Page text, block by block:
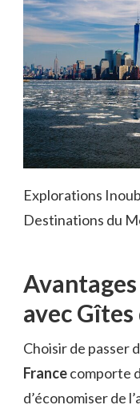
Explorations
Destinations du
avec Gîtes
Choisir de passer
Francecomporte
d’économiser de